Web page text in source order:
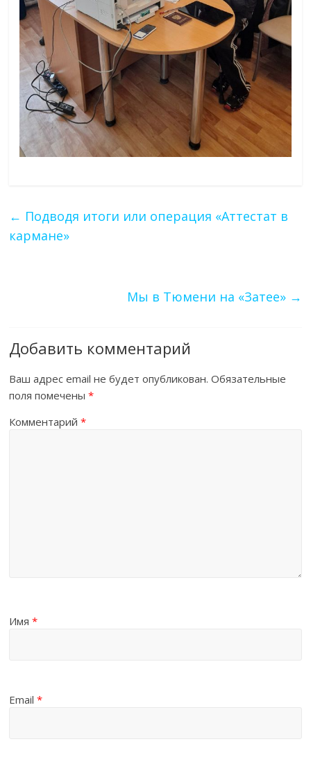
← Подводя итоги или операция «Аттестат в
кармане»
Мы в Тюмени на «Затее» →
Добавить комментарий
Ваш адрес email не будет опубликован. Обязательные
поля помечены*
Комментарий*
Имя*
Email*